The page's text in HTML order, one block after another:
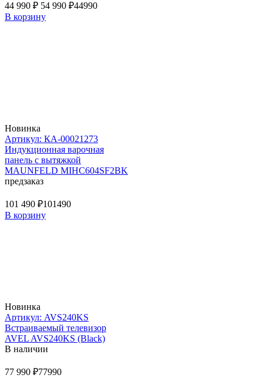
44 990 ₽ 54 990 ₽44990
В корзину
Новинка
Артикул: КА-00021273
Индукционная варочная
панель с вытяжкой
MAUNFELD MIHC604SF2BK
предзаказ
101 490 ₽101490
В корзину
Новинка
Артикул: AVS240KS
Встраиваемый телевизор
AVEL AVS240KS (Black)
В наличии
77 990 ₽77990